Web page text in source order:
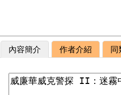
內容簡介 作者介紹 同